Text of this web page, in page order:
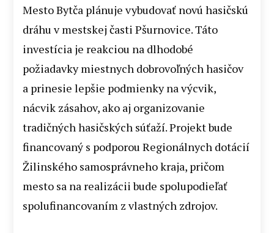
Mesto Bytča plánuje vybudovať novú hasičskú
dráhu v mestskej časti Pšurnovice. Táto
investícia je reakciou na dlhodobé
požiadavky miestnych dobrovoľných hasičov
a prinesie lepšie podmienky na výcvik,
nácvik zásahov, ako aj organizovanie
tradičných hasičských súťaží. Projekt bude
financovaný s podporou Regionálnych dotácií
Žilinského samosprávneho kraja, pričom
mesto sa na realizácii bude spolupodieľať
spolufinancovaním z vlastných zdrojov.